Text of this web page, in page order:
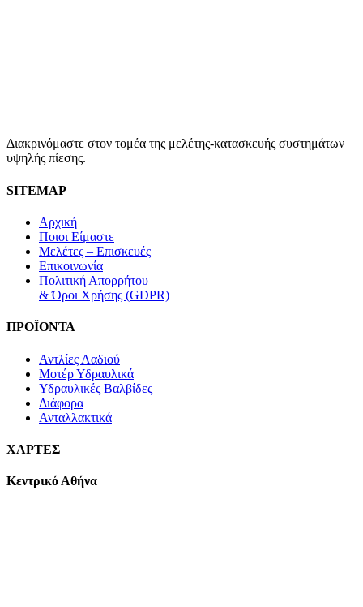
Διακρινόμαστε στον τομέα της μελέτης-κατασκευής συστημάτων
υψηλής πίεσης.
SITEMAP
Αρχική
Ποιοι Είμαστε
Μελέτες – Επισκευές
Επικοινωνία
Πολιτική Απορρήτου
& Όροι Χρήσης (GDPR)
ΠΡΟΪΟΝΤΑ
Αντλίες Λαδιού
Μοτέρ Υδραυλικά
Υδραυλικές Βαλβίδες
Διάφορα
Ανταλλακτικά
ΧΑΡΤΕΣ
Κεντρικό Αθήνα